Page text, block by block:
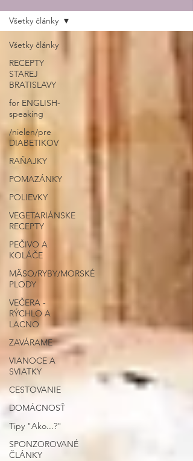
Všetky články
RECEPTY
STAREJ
BRATISLAVY
for ENGLISH-
speaking
/nielen/pre
DIABETIKOV
RAŇAJKY
POMAZÁNKY
POLIEVKY
VEGETARIÁNSKE
RECEPTY
PEČIVO A
KOLÁČE
MÄSO/RYBY/MORSKÉ
PLODY
VEČERA -
RÝCHLO A
LACNO
ZAVÁRAME
VIANOCE A
SVIATKY
CESTOVANIE
DOMÁCNOSŤ
Tipy "Ako...?"
SPONZOROVANÉ
ČLÁNKY
Všetky články